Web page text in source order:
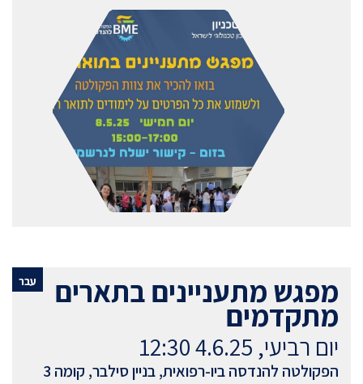
עבר מפגש מתעניינים בתארים
מתקדמים
יום רביעי, 4.6.25 12:30
הפקולטה להנדסה ביו-רפואית, בניין סילבר, קומה 3